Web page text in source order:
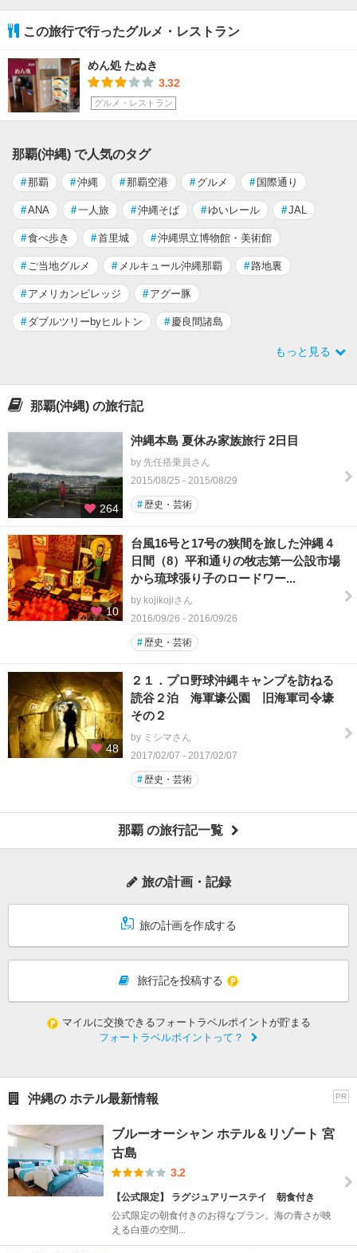
この旅行で行ったグルメ・レストラン
めん処 たぬき
3.32
グルメ・レストラン
那覇(沖縄) で人気のタグ
#那覇 #沖縄 #那覇空港 # グルメ # 国際通り
#ANA #一人旅 #沖縄そば #ゆいレール #JAL
#食べ歩き #首里城 #沖縄県立博物館・美術館
# ご当地グルメ # メルキュール沖縄那覇 # 路地裏
# アメリカンビレッジ # アグー豚
# ダブルツリーbyヒルトン # 慶良間諸島
もっと見る
那覇(沖縄) の旅行記
264
沖縄本島 夏休み家族旅行 2日目
by 先任搭乗員さん
2015/08/25 - 2015/08/29
#歴史・芸術
10
台風16号と17号の狭間を旅した沖縄４
日間（8）平和通りの牧志第一公設市場
から琉球張り子のロードワー...
by kojikojiさん
2016/09/26 - 2016/09/26
#歴史・芸術
48
２１．プロ野球沖縄キャンプを訪ねる
読谷２泊 海軍壕公園 旧海軍司令壕
その２
by ミシマさん
2017/02/07 - 2017/02/07
#歴史・芸術
那覇 の旅行記一覧
旅の計画・記録
旅の計画を作成する
旅行記を投稿する
マイルに交換できるフォートラベルポイントが貯まる
フォートラベルポイントって？
PR
沖縄の ホテル最新情報
ブルーオーシャン ホテル＆リゾート 宮
古島
3.2
【公式限定】 ラグジュアリーステイ 朝食付き
公式限定の朝食付きのお得なプラン。海の青さが映
える白亜の空間...